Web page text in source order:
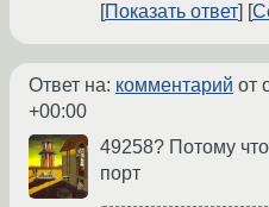
Показать ответ
Ответ на: комментарий от
+00:00
49258? Потому
порт